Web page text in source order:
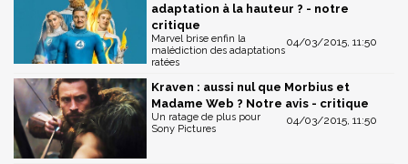
adaptation à la hauteur ? - notre
critique
04/03/2015, 11:50
Marvel brise enfin la
malédiction des adaptations
ratées
Kraven : aussi nul que Morbius et
Madame Web ? Notre avis - critique
04/03/2015, 11:50
Un ratage de plus pour
Sony Pictures